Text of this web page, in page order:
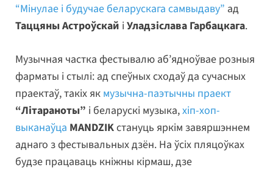
“Мінулае і будучае беларускага самвыдаву” ад
Таццяны Астроўскай іУладзіслава Гарбацкага.
Музычная частка фестывалю аб’ядноўвае розныя
фарматы і стылі: ад спеўных сходаў да сучасных
праектаў, такіх як музычна-паэтычны праект
“Літараноты” і беларускі музыка,хіп-хоп-
выканаўца MANDZIKстануць яркім завяршэннем
аднаго з фестывальных дзён. На ўсіх пляцоўках
будзе працаваць кніжны кірмаш, дзе